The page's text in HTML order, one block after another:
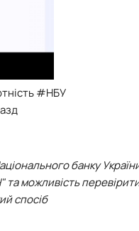
#НБУ
банку
можливість
спосіб